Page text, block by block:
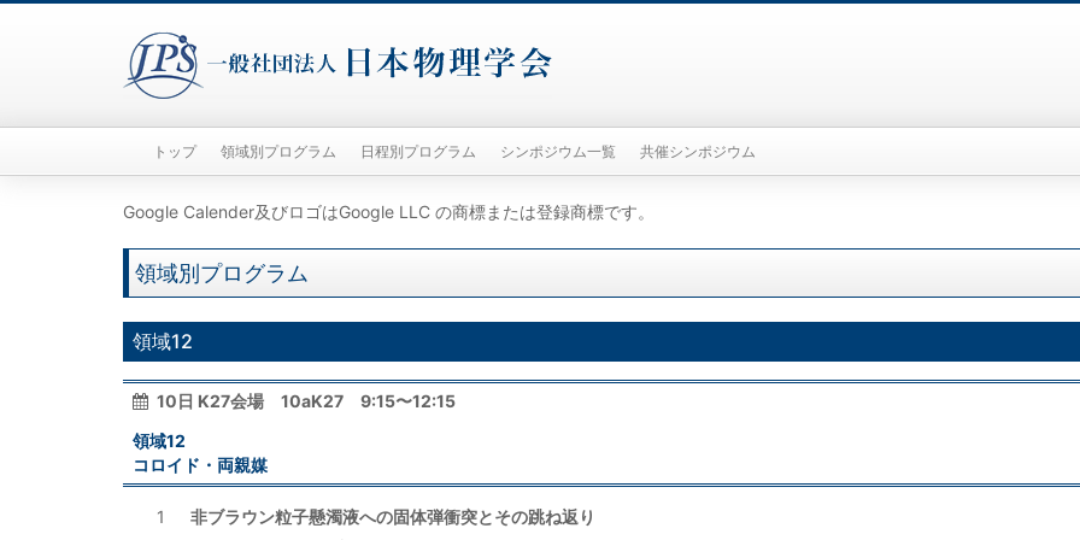
トップ 領域別プログラム 日程別プログラム シンポジウム一覧 共催シンポジウム
Google Calender及びロゴはGoogle LLC の商標または登録商標です。
領域別プログラム
領域12
10日 K27会場 10aK27 9:15〜12:15
領域12
コロイド・両親媒
1 非ブラウン粒子懸濁液への固体弾衝突とその跳ね返り